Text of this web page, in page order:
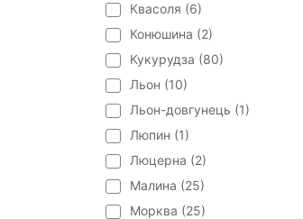
Квасоля (6)
Конюшина (2)
Кукурудза (80)
Льон (10)
Льон-довгунець (1)
Люпин (1)
Люцерна (2)
Малина (25)
Морква (25)